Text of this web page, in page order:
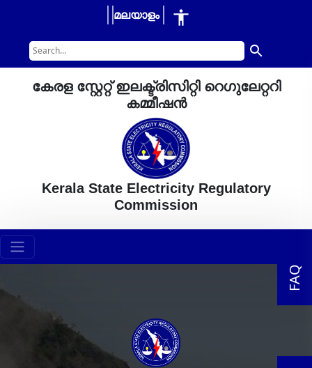
മലയാളം
കേരള സ്റ്റേറ്റ് ഇലക്ട്രിസിറ്റി റെഗുലേറ്ററി
കമ്മീഷൻ
Kerala State Electricity Regulatory
Commission
FAQ